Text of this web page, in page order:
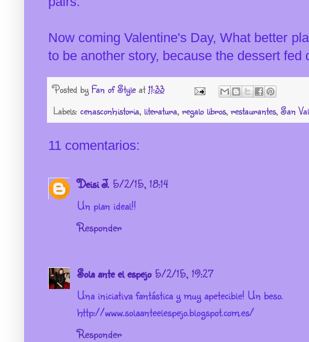
Now coming Valentine's Day, What better
to be another story, because the dessert fed
Posted by Fan of Style at11:33
Labels: cenasconhistoria, literatura, regalo libros, restaurantes, San
11 comentarios:
Deisi J. 5/2/15, 18:14
Un plan ideal!!
Responder
Sola ante el espejo 5/2/15, 19:27
Una iniciativa fantástica y muy apetecible! Un beso.
http://www.solaanteelespejo.blogspot.com.es/
Responder